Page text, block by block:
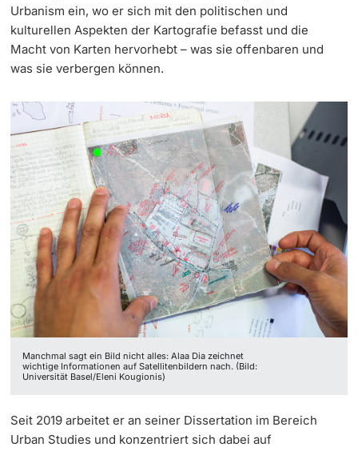
Urbanism ein, wo er sich mit den politischen und
kulturellen Aspekten der Kartografie befasst und die
Macht von Karten hervorhebt – was sie offenbaren und
was sie verbergen können.
Manchmal sagt ein Bild nicht alles: Alaa Dia zeichnet
wichtige Informationen auf Satellitenbildern nach. (Bild:
Universität Basel/Eleni Kougionis)
Seit 2019 arbeitet er an seiner Dissertation im Bereich
Urban Studies und konzentriert sich dabei auf